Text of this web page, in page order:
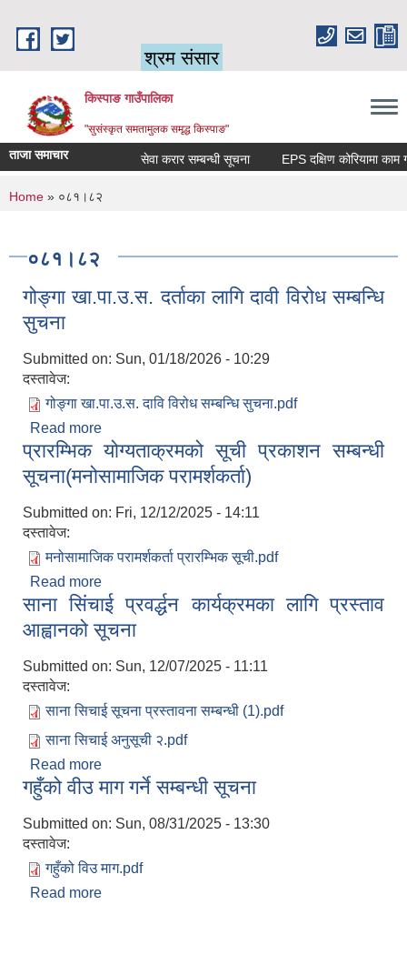
श्रम संसार
किस्पाङ गाउँपालिका
"सुसंस्कृत समतामुलक समृद्ध किस्पाङ"
ताजा समाचार सेवा करार सम्बन्धी सूचना
You are here
Home » ०८१।८२
०८१।८२
गोङ्गा खा.पा.उ.स. दर्ताका लागि दावी विरोध सम्बन्धि
सुचना
Submitted on: Sun, 01/18/2026 - 10:29
दस्तावेज:
गोङ्गा खा.पा.उ.स. दावि विरोध सम्बन्धि सुचना.pdf
Read more
सुचना
प्रारम्भिक योग्यताक्रमको सूची प्रकाशन सम्बन्धी
सूचना(मनोसामाजिक परामर्शकर्ता)
Submitted on: Fri, 12/12/2025 - 14:11
दस्तावेज:
मनोसामाजिक परामर्शकर्ता प्रारम्भिक सूची.pdf
Read more
सूचना(मनोसामाजिक परामर्शकर्ता)
साना सिंचाई प्रवर्द्धन कार्यक्रमका लागि प्रस्ताव
आह्वानको सूचना
Submitted on: Sun, 12/07/2025 - 11:11
दस्तावेज:
साना सिचाई सूचना प्रस्तावना सम्बन्धी (1).pdf
साना सिचाई अनुसूची २.pdf
Read more
आह्वानको सूचना
गहुँको वीउ माग गर्ने सम्बन्धी सूचना
Submitted on: Sun, 08/31/2025 - 13:30
दस्तावेज:
गहुँको विउ माग.pdf
Read more